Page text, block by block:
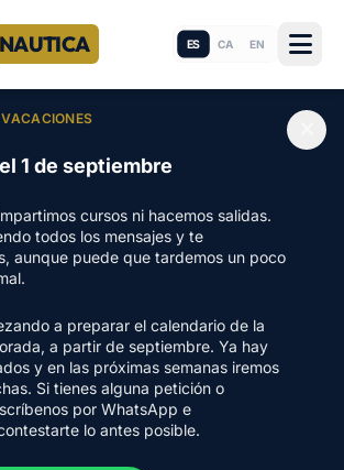
NAUTICA ES CA EN
1 de septiembre
cursos ni hacemos salidas.
todos los mensajes y te
aunque puede que tardemos un poco
a preparar el calendario de la
a partir de septiembre. Ya hay
y en las próximas semanas iremos
Si tienes alguna petición o
por WhatsApp e
lo antes posible.